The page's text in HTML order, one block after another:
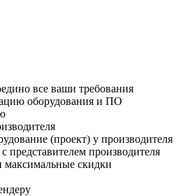
все ваши требования
оборудования и ПО
(проект) у производителя
представителем производителя
скидки